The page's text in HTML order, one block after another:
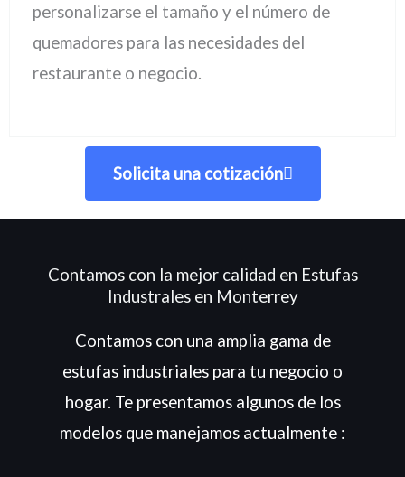
personalizarse el tamaño y el número de
quemadores para las necesidades del
restaurante o negocio.
Solicita una cotización
Contamos con la mejor calidad en Estufas
Industrales en Monterrey
Contamos con una amplia gama de
estufas industriales para tu negocio o
hogar. Te presentamos algunos de los
modelos que manejamos actualmente :